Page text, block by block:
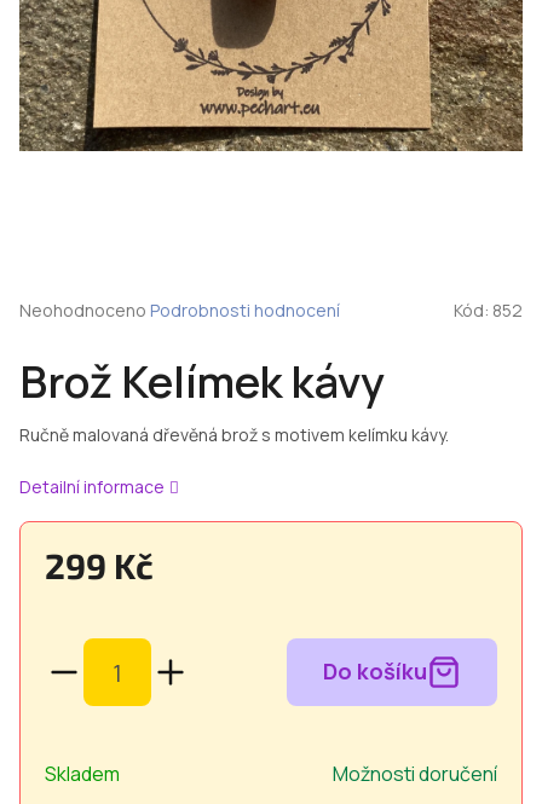
Brož Kelímek kávy
Ručně malovaná dřevěná brož s motivem kelímku kávy.
Detailní informace
299 Kč
Skladem Možnosti doručení
Průměrné
je
0,0
z
5
Neohodnoceno Podrobnosti hodnocení Kód: 852